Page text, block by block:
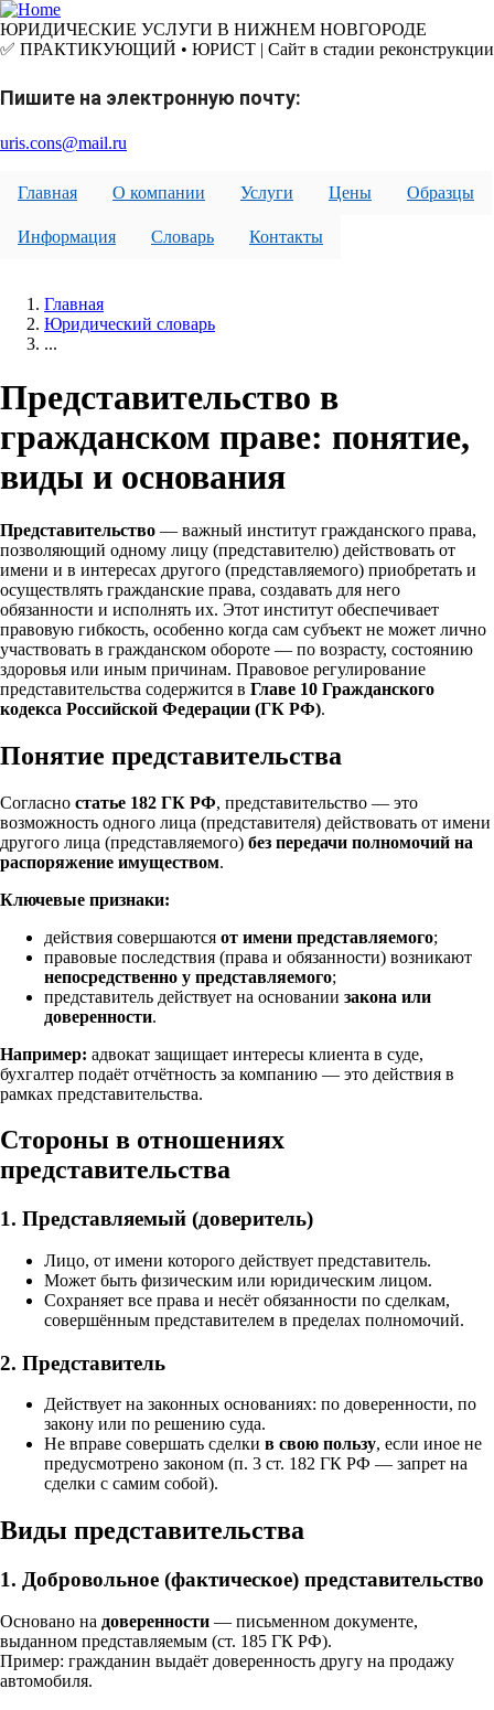
Перейти
к
основному
ЮРИДИЧЕСКИЕ УСЛУГИ В НИЖНЕМ НОВГОРОДЕ
✅ ПРАКТИКУЮЩИЙ • ЮРИСТ | Сайт в стадии реконструкции
Пишите на электронную почту:
uris.cons@mail.ru
Главная О компании Услуги Цены Образцы
Информация Словарь Контакты
Главная
Юридический словарь
...
Представительство в
гражданском праве: понятие,
виды и основания
Представительство — важный институт гражданского права,
позволяющий одному лицу (представителю) действовать от
имени и в интересах другого (представляемого) приобретать и
осуществлять гражданские права, создавать для него
обязанности и исполнять их. Этот институт обеспечивает
правовую гибкость, особенно когда сам субъект не может лично
участвовать в гражданском обороте — по возрасту, состоянию
здоровья или иным причинам. Правовое регулирование
представительства содержится в Главе 10 Гражданского
кодекса Российской Федерации (ГК РФ).
Понятие представительства
Согласно статье 182 ГК РФ, представительство — это
возможность одного лица (представителя) действовать от имени
другого лица (представляемого) без передачи полномочий на
распоряжение имуществом.
Ключевые признаки:
действия совершаются от имени представляемого;
правовые последствия (права и обязанности) возникают
непосредственно у представляемого;
представитель действует на основании закона или
доверенности.
Например: адвокат защищает интересы клиента в суде,
бухгалтер подаёт отчётность за компанию — это действия в
рамках представительства.
Стороны в отношениях
представительства
1. Представляемый (доверитель)
Лицо, от имени которого действует представитель.
Может быть физическим или юридическим лицом.
Сохраняет все права и несёт обязанности по сделкам,
совершённым представителем в пределах полномочий.
2. Представитель
Действует на законных основаниях: по доверенности, по
закону или по решению суда.
Не вправе совершать сделки в свою пользу, если иное не
предусмотрено законом (п. 3 ст. 182 ГК РФ — запрет на
сделки с самим собой).
Виды представительства
1. Добровольное (фактическое) представительство
Основано на доверенности — письменном документе,
выданном представляемым (ст. 185 ГК РФ).
Пример: гражданин выдаёт доверенность другу на продажу
автомобиля.